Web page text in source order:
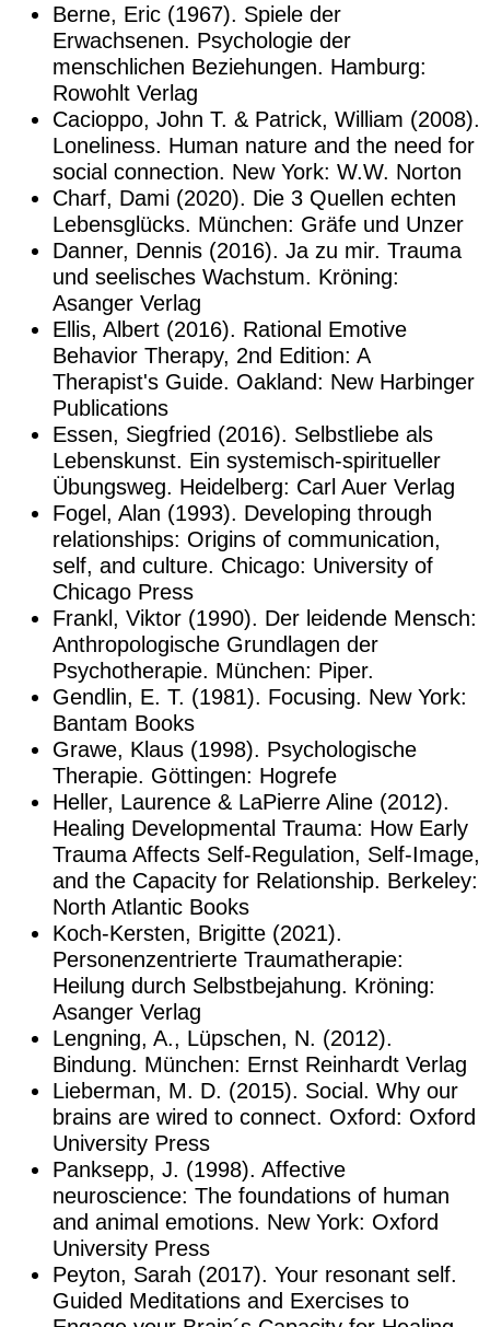
Berne, Eric (1967). Spiele der
Erwachsenen. Psychologie der
menschlichen Beziehungen. Hamburg:
Rowohlt Verlag
Cacioppo, John T. & Patrick, William (2008).
Loneliness. Human nature and the need for
social connection. New York: W.W. Norton
Charf, Dami (2020). Die 3 Quellen echten
Lebensglücks. München: Gräfe und Unzer
Danner, Dennis (2016). Ja zu mir. Trauma
und seelisches Wachstum. Kröning:
Asanger Verlag
Ellis, Albert (2016). Rational Emotive
Behavior Therapy, 2nd Edition: A
Therapist's Guide. Oakland: New Harbinger
Publications
Essen, Siegfried (2016). Selbstliebe als
Lebenskunst. Ein systemisch-spiritueller
Übungsweg. Heidelberg: Carl Auer Verlag
Fogel, Alan (1993). Developing through
relationships: Origins of communication,
self, and culture. Chicago: University of
Chicago Press
Frankl, Viktor (1990). Der leidende Mensch:
Anthropologische Grundlagen der
Psychotherapie. München: Piper.
Gendlin, E. T. (1981). Focusing. New York:
Bantam Books
Grawe, Klaus (1998). Psychologische
Therapie. Göttingen: Hogrefe
Heller, Laurence & LaPierre Aline (2012).
Healing Developmental Trauma: How Early
Trauma Affects Self-Regulation, Self-Image,
and the Capacity for Relationship. Berkeley:
North Atlantic Books
Koch-Kersten, Brigitte (2021).
Personenzentrierte Traumatherapie:
Heilung durch Selbstbejahung. Kröning:
Asanger Verlag
Lengning, A., Lüpschen, N. (2012).
Bindung. München: Ernst Reinhardt Verlag
Lieberman, M. D. (2015). Social. Why our
brains are wired to connect. Oxford: Oxford
University Press
Panksepp, J. (1998). Affective
neuroscience: The foundations of human
and animal emotions. New York: Oxford
University Press
Peyton, Sarah (2017). Your resonant self.
Guided Meditations and Exercises to